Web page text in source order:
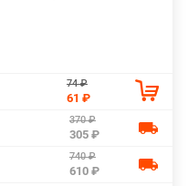
74 ₽
61 ₽
370 ₽
305 ₽
740 ₽
610 ₽